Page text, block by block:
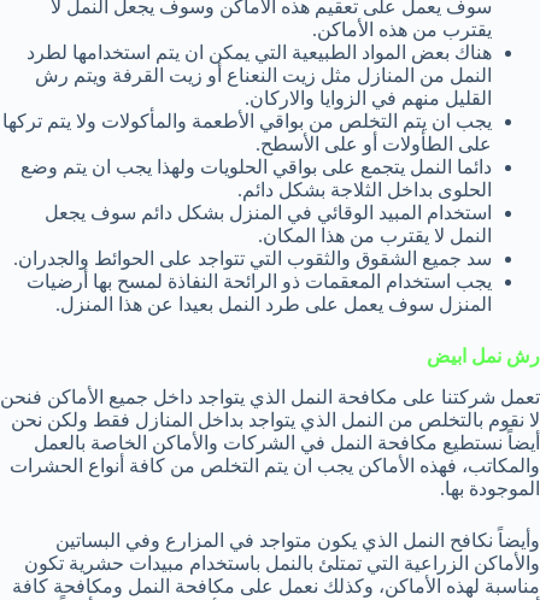
سوف يعمل على تعقيم هذه الأماكن وسوف يجعل النمل لا
يقترب من هذه الأماكن.
هناك بعض المواد الطبيعية التي يمكن ان يتم استخدامها لطرد
النمل من المنازل مثل زيت النعناع أو زيت القرفة ويتم رش
القليل منهم في الزوايا والاركان.
يجب ان يتم التخلص من بواقي الأطعمة والمأكولات ولا يتم تركها
على الطأولات أو على الأسطح.
دائما النمل يتجمع على بواقي الحلويات ولهذا يجب ان يتم وضع
الحلوى بداخل الثلاجة بشكل دائم.
استخدام المبيد الوقائي في المنزل بشكل دائم سوف يجعل
النمل لا يقترب من هذا المكان.
سد جميع الشقوق والثقوب التي تتواجد على الحوائط والجدران.
يجب استخدام المعقمات ذو الرائحة النفاذة لمسح بها أرضيات
المنزل سوف يعمل على طرد النمل بعيدا عن هذا المنزل.
رش نمل ابيض
تعمل شركتنا على مكافحة النمل الذي يتواجد داخل جميع الأماكن فنحن
لا نقوم بالتخلص من النمل الذي يتواجد بداخل المنازل فقط ولكن نحن
أيضاً نستطيع مكافحة النمل في الشركات والأماكن الخاصة بالعمل
والمكاتب، فهذه الأماكن يجب ان يتم التخلص من كافة أنواع الحشرات
الموجودة بها.
وأيضاً نكافح النمل الذي يكون متواجد في المزارع وفي البساتين
والأماكن الزراعية التي تمتلئ بالنمل باستخدام مبيدات حشرية تكون
مناسبة لهذه الأماكن، وكذلك نعمل على مكافحة النمل ومكافحة كافة